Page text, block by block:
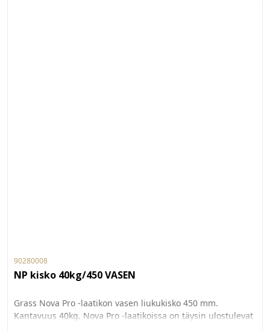
90280008
NP kisko 40kg/450 VASEN
Grass Nova Pro -laatikon vasen liukukisko 450 mm.
Kantavuus 40kg. Nova Pro -laatikoissa on täysin ulostulevat